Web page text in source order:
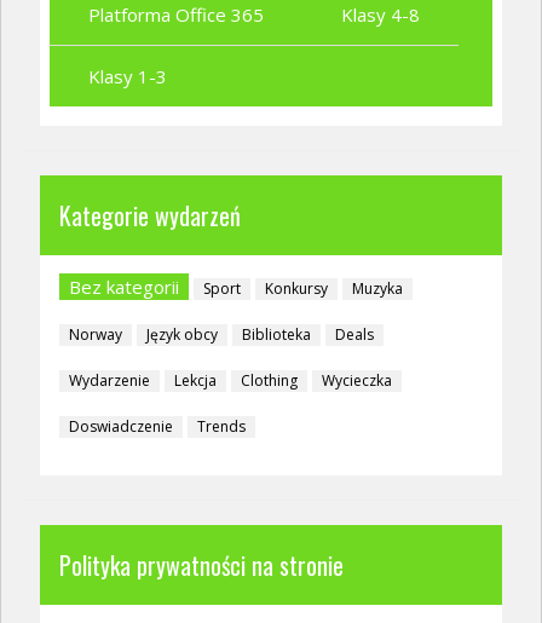
Platforma Office 365 Klasy 4-8
Klasy 1-3
Kategorie wydarzeń
Bez kategorii Sport Konkursy Muzyka
Norway Język obcy Biblioteka Deals
Wydarzenie Lekcja Clothing Wycieczka
Doswiadczenie Trends
Polityka prywatności na stronie